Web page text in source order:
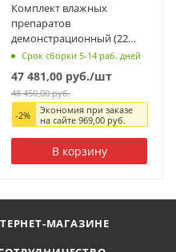
Комплект влажных
препаратов
демонстрационный (22
вида)
Срок сборки 5-14 раб. дней
47 481,00 руб./шт
48 450,00руб.
-2%
Экономия при заказе
на сайте 969,00руб.
В корзину
МАГАЗИНЕ